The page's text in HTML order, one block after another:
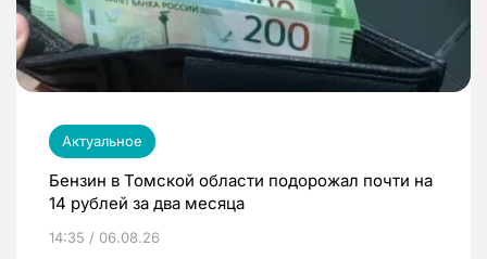
Актуальное
Бензин в Томской области подорожал почти на
14 рублей за два месяца
14:35 / 06.08.26